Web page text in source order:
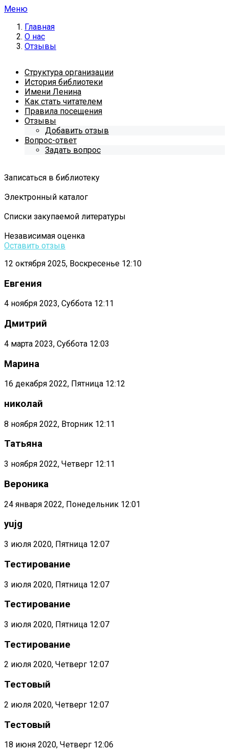
Меню
Главная
О нас
Отзывы
Структура организации
История библиотеки
Имени Ленина
Как стать читателем
Правила посещения
Отзывы
Добавить отзыв
Вопрос-ответ
Задать вопрос
Записаться в библиотеку
Электронный каталог
Списки закупаемой литературы
Независимая оценка
Оставить отзыв
12 октября 2025, Воскресенье 12:10
Евгения
4 ноября 2023, Суббота 12:11
Дмитрий
4 марта 2023, Суббота 12:03
Марина
16 декабря 2022, Пятница 12:12
николай
8 ноября 2022, Вторник 12:11
Татьяна
3 ноября 2022, Четверг 12:11
Вероника
24 января 2022, Понедельник 12:01
yujg
3 июля 2020, Пятница 12:07
Тестирование
3 июля 2020, Пятница 12:07
Тестирование
3 июля 2020, Пятница 12:07
Тестирование
2 июля 2020, Четверг 12:07
Тестовый
2 июля 2020, Четверг 12:07
Тестовый
18 июня 2020, Четверг 12:06